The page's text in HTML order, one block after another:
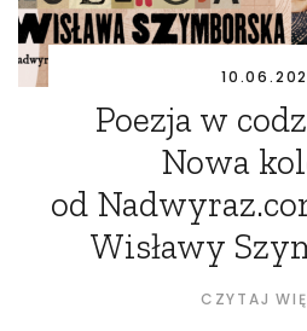
Poezja w
Nowa
od
Wisławy
CZYTAJ